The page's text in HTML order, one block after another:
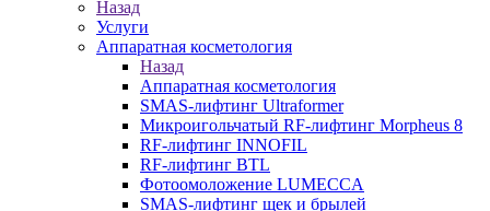
Назад
Услуги
Аппаратная косметология
Назад
Аппаратная косметология
SMAS-лифтинг Ultraformer
Микроигольчатый RF-лифтинг Morpheus 8
RF-лифтинг INNOFIL
RF-лифтинг BTL
Фотоомоложение LUMECCA
SMAS-лифтинг щек и брылей